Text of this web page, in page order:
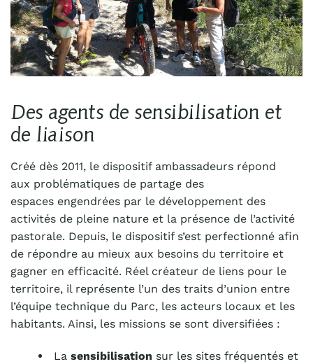
Des agents de sensibilisation et
de liaison
Créé dès 2011, le dispositif ambassadeurs répond
aux problématiques de partage des
espaces engendrées par le développement des
activités de pleine nature et la présence de l’activité
pastorale. Depuis, le dispositif s’est perfectionné afin
de répondre au mieux aux besoins du territoire et
gagner en efficacité. Réel créateur de liens pour le
territoire, il représente l’un des traits d’union entre
l’équipe technique du Parc, les acteurs locaux et les
habitants. Ainsi, les missions se sont diversifiées :
La sensibilisation sur les sites fréquentés et